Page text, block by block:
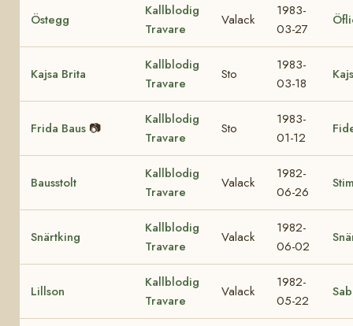
Östegg
Kallblodig
Travare
Valack
1983-
03-27
Kajsa Brita
Kallblodig
Travare
Sto
1983-
03-18
Frida Baus 📷
Kallblodig
Travare
Sto
1983-
01-12
Bausstolt
Kallblodig
Travare
Valack
1982-
06-26
Snärtking
Kallblodig
Travare
Valack
1982-
06-02
Lillson
Kallblodig
Travare
Valack
1982-
05-22